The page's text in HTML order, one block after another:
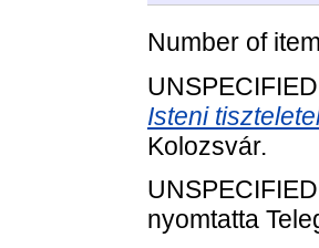
Number of
Isteni
Kolozsvár.
nyomtatta